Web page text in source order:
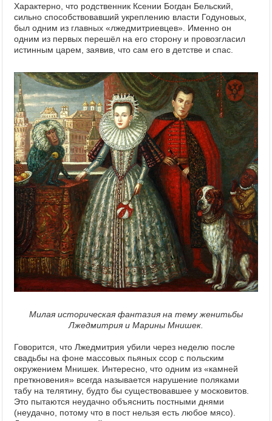
Характерно, что родственник Ксении Богдан Бельский,
сильно способствовавший укреплению власти Годуновых,
был одним из главных «лжедмитриевцев». Именно он
одним из первых перешёл на его сторону и провозгласил
истинным царем, заявив, что сам его в детстве и спас.
Милая историческая фантазия на тему женитьбы
Лжедмитрия и Марины Мнишек.
Говорится, что Лжедмитрия убили через неделю после
свадьбы на фоне массовых пьяных ссор с польским
окружением Мнишек. Интересно, что одним из «камней
преткновения» всегда называется нарушение поляками
табу на телятину, будто бы существовавшее у московитов.
Это пытаются неудачно объяснить постными днями
(неудачно, потому что в пост нельзя есть любое мясо).